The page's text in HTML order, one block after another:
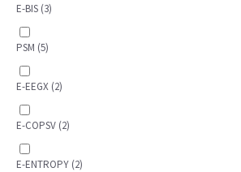
E-BIS (3)
PSM (5)
E-EEGX (2)
E-COPSV (2)
E-ENTROPY (2)